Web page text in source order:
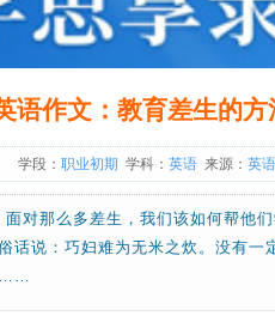
语作文：教育差生的
学段： 职业初期 学科： 英语来源： 英
对那么多差生，我们该如何帮他
话说：巧妇难为无米之炊。没有